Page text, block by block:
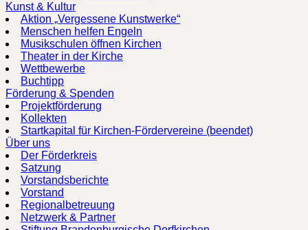
Kunst & Kultur
Aktion „Vergessene Kunstwerke“
Menschen helfen Engeln
Musikschulen öffnen Kirchen
Theater in der Kirche
Wettbewerbe
Buchtipp
Förderung & Spenden
Projektförderung
Kollekten
Startkapital für Kirchen-Fördervereine (beendet)
Über uns
Der Förderkreis
Satzung
Vorstandsberichte
Vorstand
Regionalbetreuung
Netzwerk & Partner